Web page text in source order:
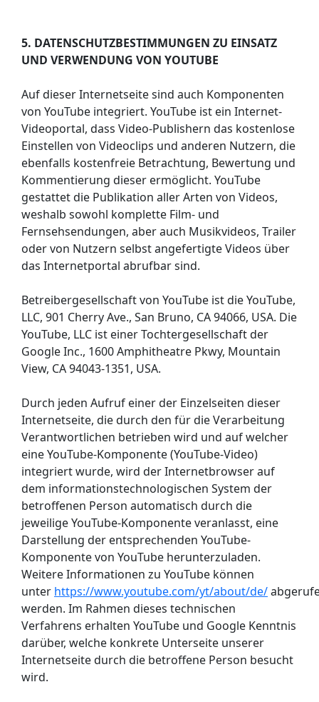
5. DATENSCHUTZBESTIMMUNGEN ZU EINSATZ
UND VERWENDUNG VON YOUTUBE
Auf dieser Internetseite sind auch Komponenten
von YouTube integriert. YouTube ist ein Internet-
Videoportal, dass Video-Publishern das kostenlose
Einstellen von Videoclips und anderen Nutzern, die
ebenfalls kostenfreie Betrachtung, Bewertung und
Kommentierung dieser ermöglicht. YouTube
gestattet die Publikation aller Arten von Videos,
weshalb sowohl komplette Film- und
Fernsehsendungen, aber auch Musikvideos, Trailer
oder von Nutzern selbst angefertigte Videos über
das Internetportal abrufbar sind.
Betreibergesellschaft von YouTube ist die YouTube,
LLC, 901 Cherry Ave., San Bruno, CA 94066, USA. Die
YouTube, LLC ist einer Tochtergesellschaft der
Google Inc., 1600 Amphitheatre Pkwy, Mountain
View, CA 94043-1351, USA.
Durch jeden Aufruf einer der Einzelseiten dieser
Internetseite, die durch den für die Verarbeitung
Verantwortlichen betrieben wird und auf welcher
eine YouTube-Komponente (YouTube-Video)
integriert wurde, wird der Internetbrowser auf
dem informationstechnologischen System der
betroffenen Person automatisch durch die
jeweilige YouTube-Komponente veranlasst, eine
Darstellung der entsprechenden YouTube-
Komponente von YouTube herunterzuladen.
Weitere Informationen zu YouTube können
unter https://www.youtube.com/yt/about/de/
werden. Im Rahmen dieses technischen
Verfahrens erhalten YouTube und Google Kenntnis
darüber, welche konkrete Unterseite unserer
Internetseite durch die betroffene Person besucht
wird.